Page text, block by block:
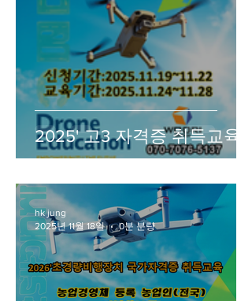
2025' 고3 자격증 취득교육
hk jung
2025년 11월 18일
0분 분량